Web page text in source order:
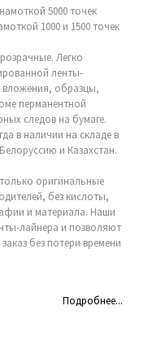
5000 точек
1000 и 1500 точек
Легко
ленты-
вложения, образцы,
перманентной
следов на бумаге.
в наличии на складе в
и Казахстан.
оригинальные
без кислоты,
и материала. Наши
лайнера и позволяют
без потери времени
оформления местПодробнее...